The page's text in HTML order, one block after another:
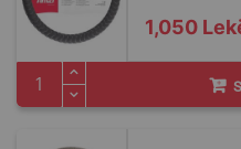
1,050